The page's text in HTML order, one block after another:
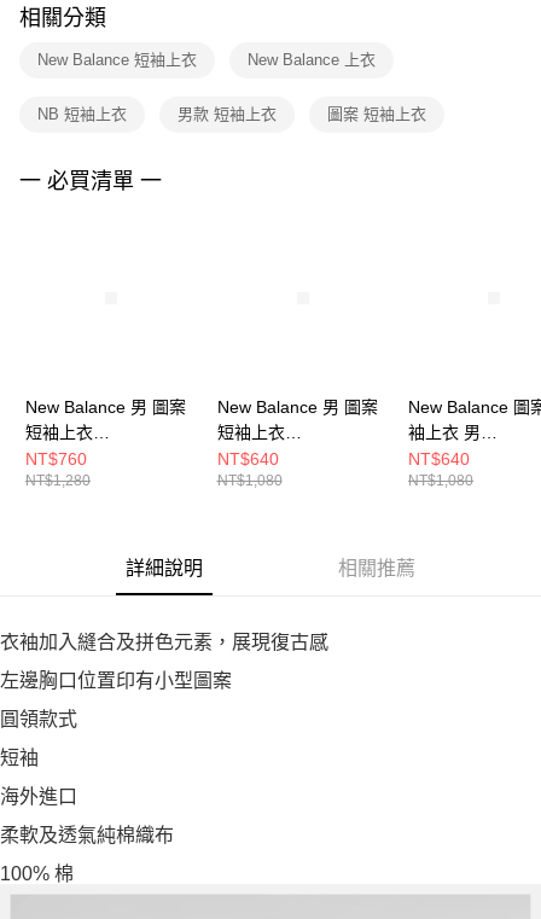
※ 交易是否成功請以「AFTEE先享後付 」之結帳頁面顯示為準，若有關於
是否繳費成功／繳費後需取消欲退款等相關疑問，請聯繫「AFTEE先享後付
客戶支援中心」 https://netprotections.freshdesk.com/support/home
１．透過由恩沛科技股份有限公司提供之「AFTEE先享後付」服務完成之交
２．關於個人資料處理事宜，請瀏覽以下網址：
相關分類
New Balance 短袖上衣 New Balance 上衣
NB 短袖上衣 男款 短袖上衣 圖案 短袖上衣
一 必買清單 一
New Balance 男 圖案
短袖上衣
MT53969AHH-F
NT$760
NT$1,280
New Balance 男 圖案
短袖上衣
MT53501BK-F
NT$640
NT$1,080
New Balance 圖
袖上衣 男
MT53949WT-F
NT$640
NT$1,080
詳細說明 相關推薦
衣袖加入縫合及拼色元素，展現復古感
左邊胸口位置印有小型圖案
圓領款式
短袖
海外進口
柔軟及透氣純棉織布
100% 棉